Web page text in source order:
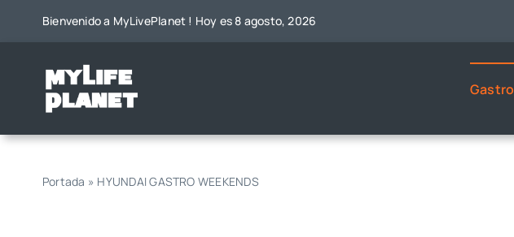
Bienvenido a MyLivePlanet ! Hoy es 8 agosto, 2026
Portada » HYUNDAI GASTRO WEEKENDS